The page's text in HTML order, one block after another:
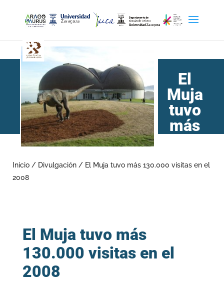
El
Muja
tuvo
más
Inicio / Divulgación / El Muja tuvo más 130.000 visitas en el
2008
El Muja tuvo más
130.000 visitas en el
2008